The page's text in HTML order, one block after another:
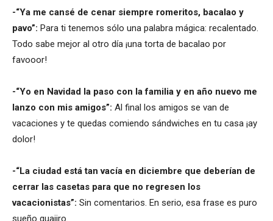
-“Ya me cansé de cenar siempre romeritos, bacalao y
pavo”: Para ti tenemos sólo una palabra mágica: recalentado.
Todo sabe mejor al otro día ¡una torta de bacalao por
favooor!
-“Yo en Navidad la paso con la familia y en año nuevo me
lanzo con mis amigos”: Al final los amigos se van de
vacaciones y te quedas comiendo sándwiches en tu casa ¡ay
dolor!
-“La ciudad está tan vacía en diciembre que deberían de
cerrar las casetas para que no regresen los
vacacionistas”: Sin comentarios. En serio, esa frase es puro
sueño guajiro.